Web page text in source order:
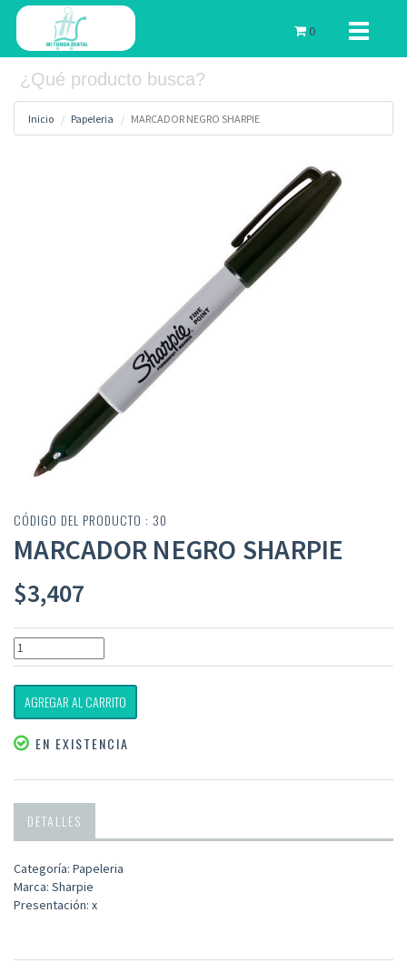
Toggle
0
Inicio Papeleria MARCADOR NEGRO SHARPIE
CÓDIGO DEL PRODUCTO : 30
MARCADOR NEGRO SHARPIE
$3,407
AGREGAR AL CARRITO
EN EXISTENCIA
DETALLES
Categoría: Papeleria
Marca: Sharpie
Presentación: x